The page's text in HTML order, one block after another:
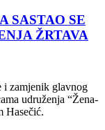
SASTAO SE
ŽRTAVA
i zamjenik glavnog
udruženja “Žena-
Hasečić.